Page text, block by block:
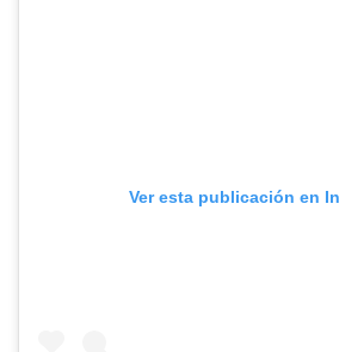
Ver esta publicación en